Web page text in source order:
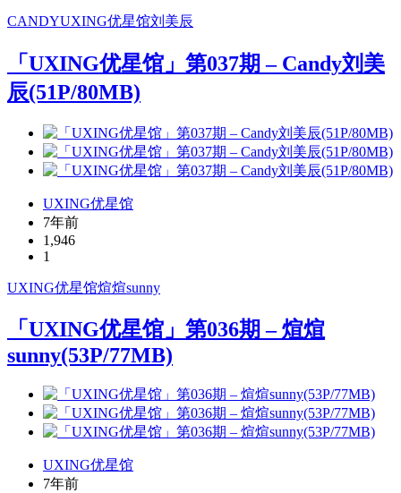
CANDYUXING优星馆刘美辰
「UXING优星馆」第037期 – Candy刘美
辰(51P/80MB)
UXING优星馆
7年前
1,946
1
UXING优星馆煊煊sunny
「UXING优星馆」第036期 – 煊煊
sunny(53P/77MB)
UXING优星馆
7年前